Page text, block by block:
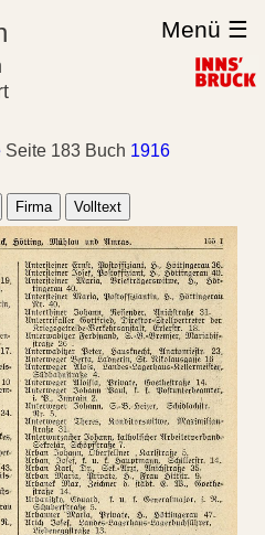
Menü ☰
Seite 183 Buch 1916
Firma Volltext